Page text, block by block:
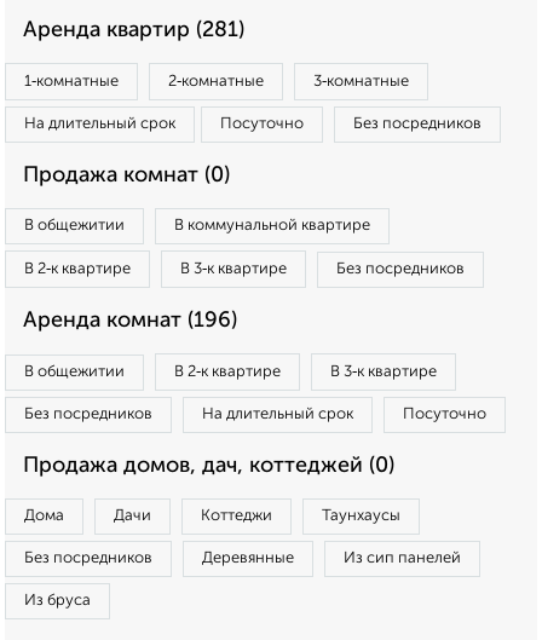
Аренда квартир (281)
1‑комнатные 2‑комнатные 3‑комнатные
На длительный срок Посуточно Без посредников
Продажа комнат (0)
В общежитии В коммунальной квартире
В 2‑к квартире В 3‑к квартире Без посредников
Аренда комнат (196)
В общежитии В 2‑к квартире В 3‑к квартире
Без посредников На длительный срок Посуточно
Продажа домов, дач, коттеджей (0)
Дома Дачи Коттеджи Таунхаусы
Без посредников Деревянные Из сип панелей
Из бруса